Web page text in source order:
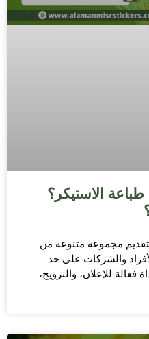
الاستيكر؟
مجموعة متنوعة من
والشركات على حد
فعالة للإعلان، والترويج،